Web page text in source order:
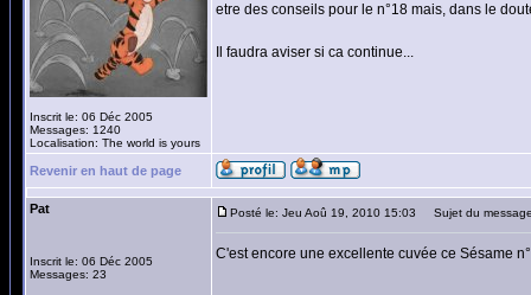
Inscrit le: 06 Déc 2005
Messages: 1240
Localisation: The world is yours
etre des conseils pour le n°18 mais, dans le
Il faudra aviser si ca continue...
Revenir en haut de page
Pat
Inscrit le: 06 Déc 2005
Messages: 23
Posté le: Jeu Aoû 19, 2010 15:03 Sujet du
C'est encore une excellente cuvée ce Sésame